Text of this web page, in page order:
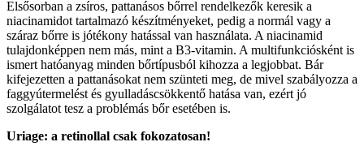
Elsősorban a zsíros, pattanásos bőrrel rendelkezők keresik a
niacinamidot tartalmazó készítményeket, pedig a normál vagy a
száraz bőrre is jótékony hatással van használata. A niacinamid
tulajdonképpen nem más, mint a B3-vitamin. A multifunkciósként is
ismert hatóanyag minden bőrtípusból kihozza a legjobbat. Bár
kifejezetten a pattanásokat nem szünteti meg, de mivel szabályozza a
faggyútermelést és gyulladáscsökkentő hatása van, ezért jó
szolgálatot tesz a problémás bőr esetében is.
Uriage: a retinollal csak fokozatosan!